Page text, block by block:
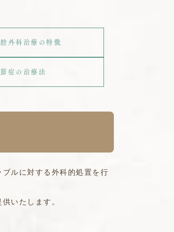
外科治療の特徴
症の治療法
ルに対する外科的処置を行
いたします。